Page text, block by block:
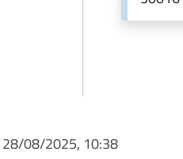
28/08/2025, 10:38